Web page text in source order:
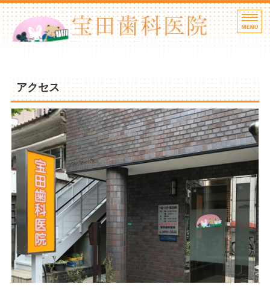
当院の方針
歯科医師紹介
院内紹介
アクセス
アクセス